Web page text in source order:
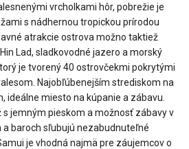
vrcholkami hôr, pobrežie je
s nádhernou tropickou prírodou
atrakcie ostrova možno taktiež
Lad, sladkovodné jazero a morský
je tvorený 40 ostrovčekmi pokrytými
Najobľúbenejším strediskom na
ideálne miesto na kúpanie a zábavu.
s jemným pieskom a možnosť zábavy v
baroch sľubujú nezabudnuteľné
je vhodná najmä pre záujemcov o